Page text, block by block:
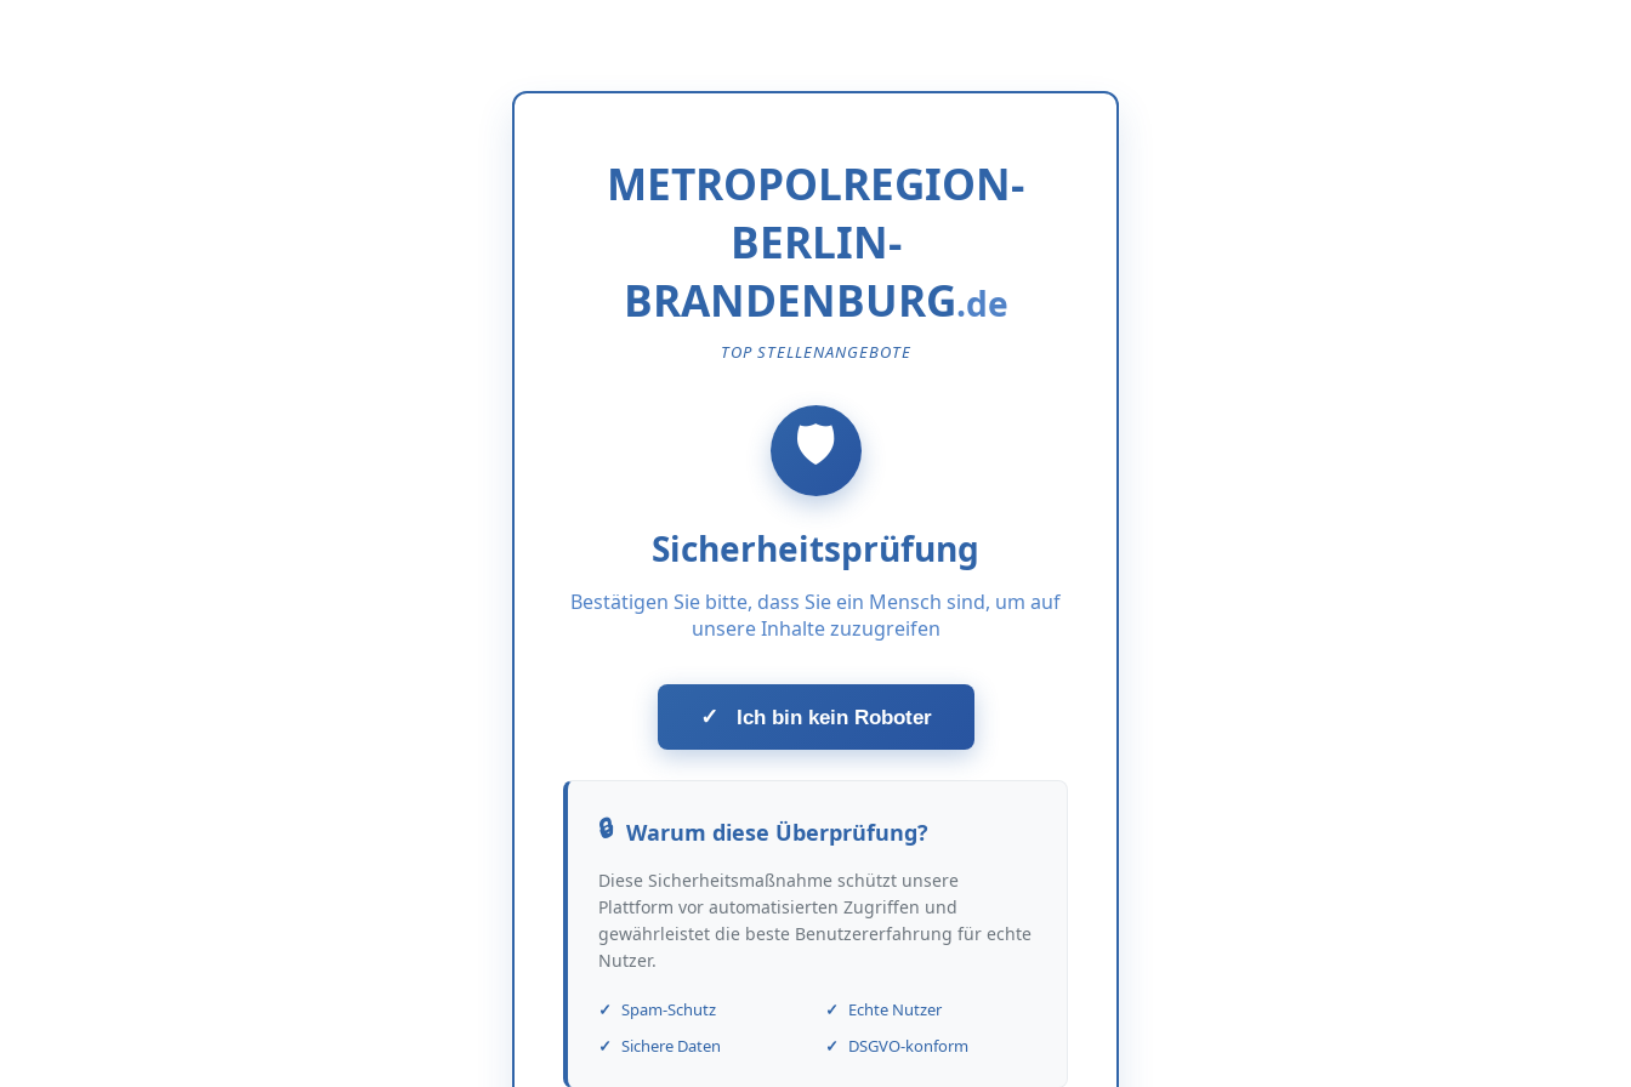
METROPOLREGION-
BERLIN-
BRANDENBURG
TOP STELLENANGEBOTE
Sicherheitsprüfung
Bestätigen Sie bitte, dass Sie ein Mensch sind, um auf
unsere Inhalte zuzugreifen
✓ Ich bin kein Roboter
Warum diese Überprüfung?
Diese Sicherheitsmaßnahme schützt unsere
Plattform vor automatisierten Zugriffen und
gewährleistet die beste Benutzererfahrung für echte
Nutzer.
Spam-Schutz
Echte Nutzer
Sichere Daten
DSGVO-konform